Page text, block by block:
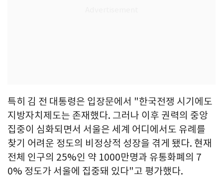
특히 김 전 대통령은 입장문에서 "한국전쟁 시기에도
지방자치제도는 존재했다. 그러나 이후 권력의 중앙
집중이 심화되면서 서울은 세계 어디에서도 유례를
찾기 어려운 정도의 비정상적 성장을 겪게 됐다. 현재
전체 인구의 25%인 약 1000만명과 유통화폐의 7
0% 정도가 서울에 집중돼 있다"고 평가했다.